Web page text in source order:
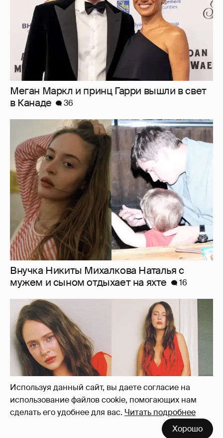
Используя данный сайт, вы даете согласие на
использование файлов cookie, помогающих нам
сделать его удобнее для вас. Читать подробнее
Хорошо
Внучка Никиты Михалкова Наталья с
мужем и сыном отдыхает на яхте
"Лолита". Аглая Тарасова снялась в мини-
платье с декольте и чулках
31